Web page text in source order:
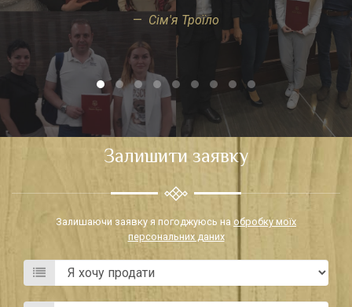
Сім'я Троїло
Залишити заявку
Залишаючи заявку я погоджуюсь на обробку моїх
персональних даних